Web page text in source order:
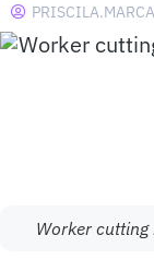
Worker